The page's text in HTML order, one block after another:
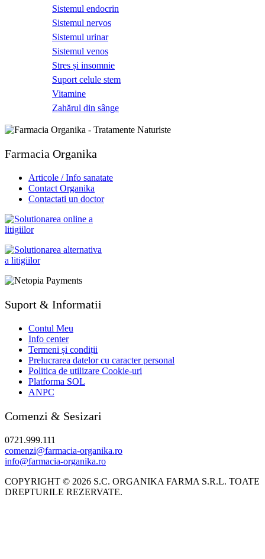
Sistemul endocrin
Sistemul nervos
Sistemul urinar
Sistemul venos
Stres și insomnie
Suport celule stem
Vitamine
Zahărul din sânge
Farmacia Organika
Articole / Info sanatate
Contact Organika
Contactati un doctor
Suport & Informatii
Contul Meu
Info center
Termeni și condiții
Prelucrarea datelor cu caracter personal
Politica de utilizare Cookie-uri
Platforma SOL
ANPC
Comenzi & Sesizari
0721.999.111
comenzi@farmacia-organika.ro
info@farmacia-organika.ro
COPYRIGHT © 2026 S.C. ORGANIKA FARMA S.R.L. TOATE
DREPTURILE REZERVATE.